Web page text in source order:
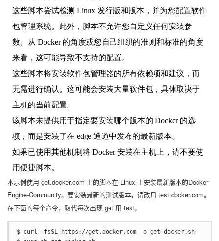
这些脚本尝试检测 Linux 发行版和版本，并为您配置软件
包管理系统。此外，脚本不允许您自定义任何安装参
数。从 Docker 的角度或您自己组织的准则和标准的角度
来看，这可能导致不支持的配置。
这些脚本将安装软件包管理器的所有依赖项和建议，而
无需进行确认。这可能会安装大量软件包，具体取决于
主机的当前配置。
该脚本未提供用于指定要安装哪个版本的 Docker 的选
项，而是安装了在 edge 通道中发布的最新版本。
如果已使用其他机制将 Docker 安装在主机上，请不要使
用便捷脚本。
本示例使用 get.docker.com 上的脚本在 Linux 上安装最新版本的Docker
Engine-Community。要安装最新的测试版本，请改用 test.docker.com。
在下面的每个命令，取代每次出现 get 用 test。
$ curl -fsSL https://get.docker.com -o get-docker.sh